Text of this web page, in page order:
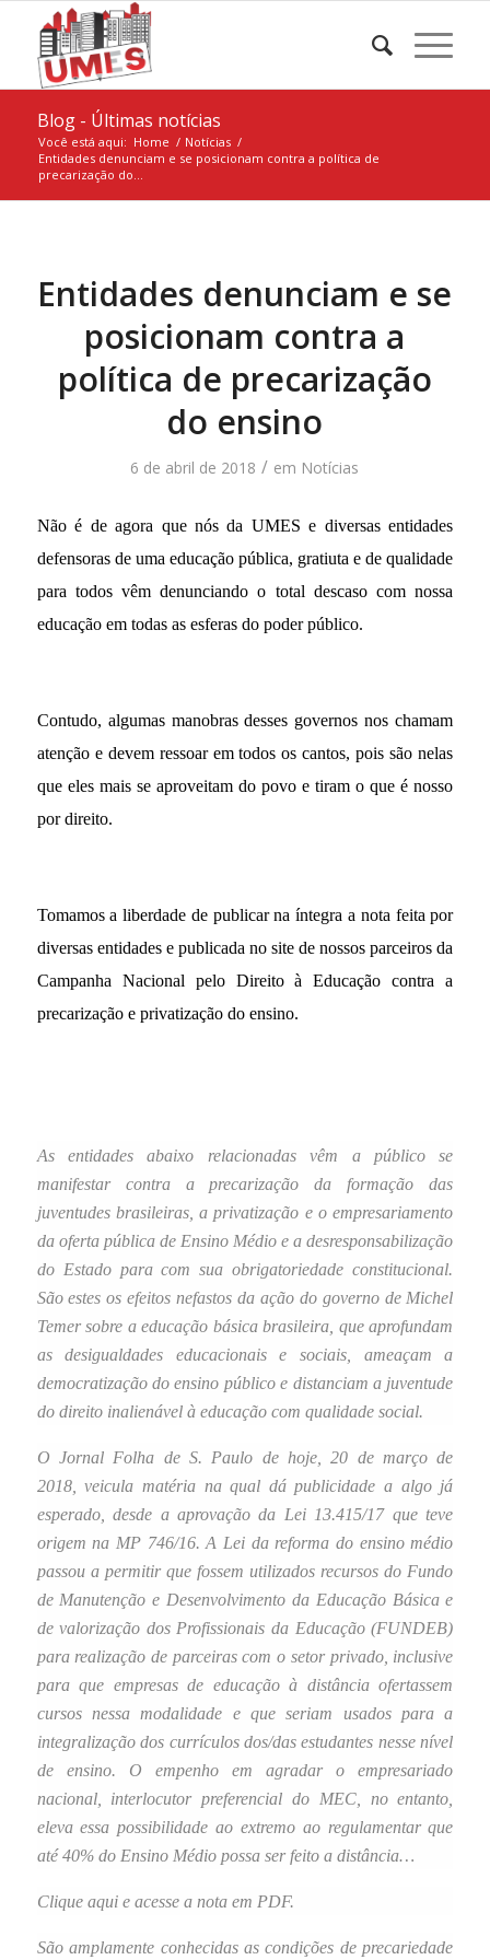
Blog - Últimas notícias
Você está aqui: Home / Notícias /
Entidades denunciam e se posicionam contra a política de
precarização do...
Entidades denunciam e se
posicionam contra a
política de precarização
do ensino
6 de abril de 2018 / em Notícias
Não é de agora que nós da UMES e diversas entidades
defensoras de uma educação pública, gratiuta e de qualidade
para todos vêm denunciando o total descaso com nossa
educação em todas as esferas do poder público.
Contudo, algumas manobras desses governos nos chamam
atenção e devem ressoar em todos os cantos, pois são nelas
que eles mais se aproveitam do povo e tiram o que é nosso
por direito.
Tomamos a liberdade de publicar na íntegra a nota feita por
diversas entidades e publicada no site de nossos parceiros da
Campanha Nacional pelo Direito à Educação contra a
precarização e privatização do ensino.
As entidades abaixo relacionadas vêm a público se
manifestar contra a precarização da formação das
juventudes brasileiras, a privatização e o empresariamento
da oferta pública de Ensino Médio e a desresponsabilização
do Estado para com sua obrigatoriedade constitucional.
São estes os efeitos nefastos da ação do governo de Michel
Temer sobre a educação básica brasileira, que aprofundam
as desigualdades educacionais e sociais, ameaçam a
democratização do ensino público e distanciam a juventude
do direito inalienável à educação com qualidade social.
O Jornal Folha de S. Paulo de hoje, 20 de março de
2018,veicula matériana qual dá publicidade a algo já
esperado, desde a aprovação da Lei 13.415/17 que teve
origem na MP 746/16. A Lei da reforma do ensino médio
passou a permitir que fossem utilizados recursos do Fundo
de Manutenção e Desenvolvimento da Educação Básica e
de valorização dos Profissionais da Educação (FUNDEB)
para realização de parceiras com o setor privado, inclusive
para que empresas de educação à distância ofertassem
cursos nessa modalidade e que seriam usados para a
integralização dos currículos dos/das estudantes nesse nível
de ensino. O empenho em agradar o empresariado
nacional, interlocutor preferencial do MEC, no entanto,
eleva essa possibilidade ao extremo ao regulamentar que
até 40% do Ensino Médio possa ser feito a distância…
Clique aquie acesse a nota em PDF.
São amplamente conhecidas as condições de precariedade